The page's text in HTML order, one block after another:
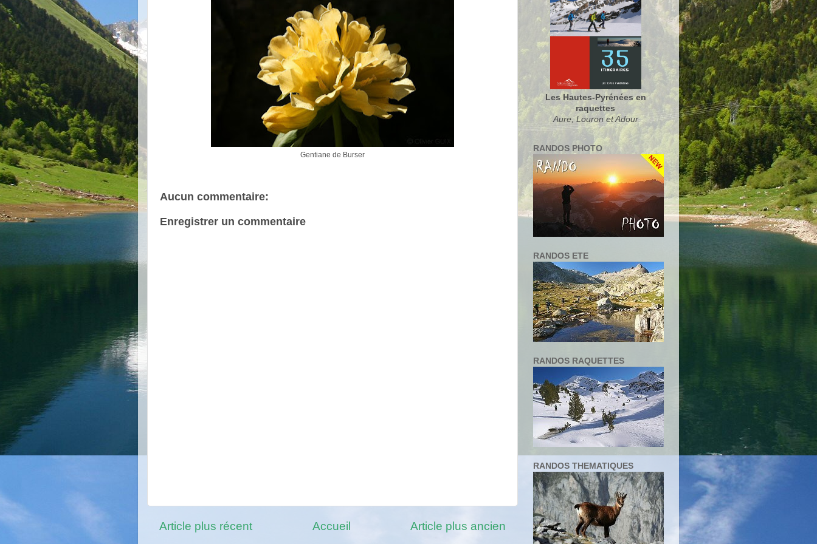
Gentiane de Burser
Aucun commentaire:
Enregistrer un commentaire
Article plus récent Article plus ancien
Accueil
Les Hautes-Pyrénées en
raquettes
Aure, Louron et Adour
RANDOS PHOTO
RANDOS ETE
RANDOS RAQUETTES
RANDOS THEMATIQUES